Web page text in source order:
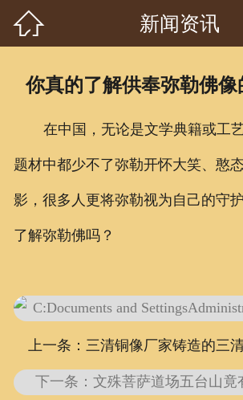
 新闻资讯
你真的了解供奉弥勒佛像
在中国，无论是文学典籍或工
题材中都少不了弥勒开怀大笑、憨
影，很多人更将弥勒视为自己的守
了解弥勒佛吗？
上一条：三清铜像厂家铸造的三
下一条：文殊菩萨道场五台山竟